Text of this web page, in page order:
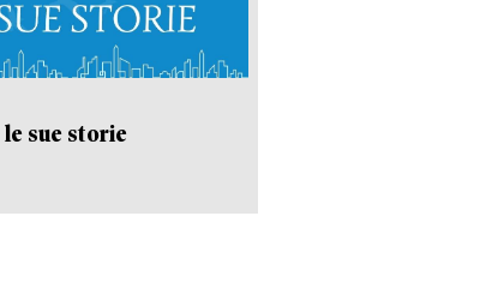
sue storie